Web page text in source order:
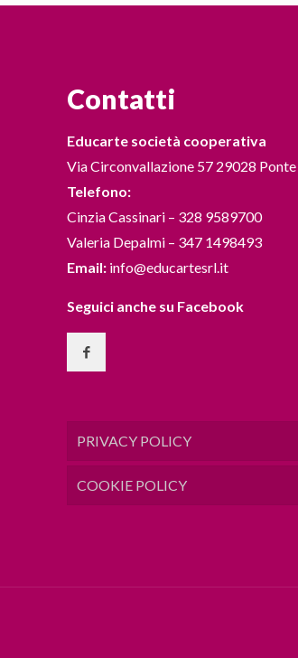
Contatti
Educarte società cooperativa
Via Circonvallazione 57 29028 Ponte
Telefono:
Cinzia Cassinari – 328 9589700
Valeria Depalmi – 347 1498493
Email: info@educartesrl.it
Seguici anche su Facebook
PRIVACY POLICY
COOKIE POLICY